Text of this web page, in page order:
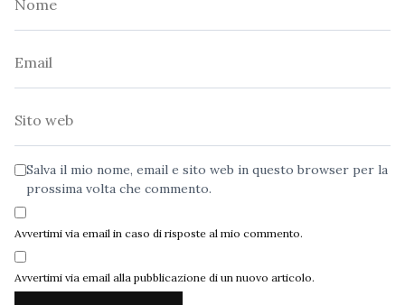
Salva il mio nome, email e sito web in questo browser per la
prossima volta che commento.
Avvertimi via email in caso di risposte al mio commento.
Avvertimi via email alla pubblicazione di un nuovo articolo.